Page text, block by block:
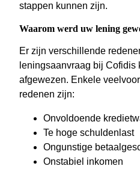
stappen kunnen zijn.
Waarom werd uw lening
Er zijn verschillende
leningsaanvraag bij Cofidis
afgewezen. Enkele
redenen zijn:
Onvoldoende
Te hoge schuldenlast
Ongunstige
Onstabiel inkomen